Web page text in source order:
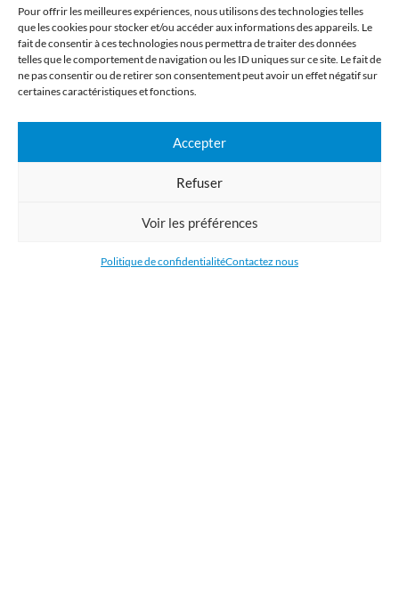
Pour offrir les meilleures expériences, nous utilisons des technologies telles
que les cookies pour stocker et/ou accéder aux informations des appareils. Le
fait de consentir à ces technologies nous permettra de traiter des données
telles que le comportement de navigation ou les ID uniques sur ce site. Le fait de
ne pas consentir ou de retirer son consentement peut avoir un effet négatif sur
certaines caractéristiques et fonctions.
Accepter
Refuser
Voir les préférences
Politique de confidentialitéContactez nous
Imprimerie numérique grand format
entreprise. Nous imprimons : bâche, tissu, film adhésive, drapeau,
Belgique, aux Pays-Bas et au Luxembourg et dans la plupart des pays de